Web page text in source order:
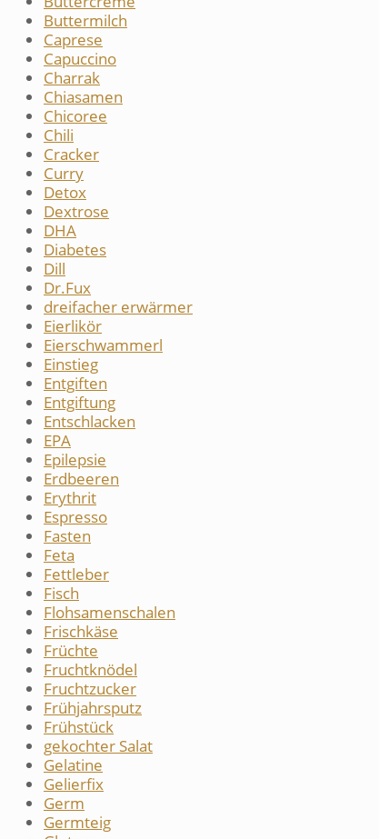
Buttermilch
Caprese
Capuccino
Charrak
Chiasamen
Chicoree
Chili
Cracker
Curry
Detox
Dextrose
DHA
Diabetes
Dill
Dr.Fux
dreifacher erwärmer
Eierlikör
Eierschwammerl
Einstieg
Entgiften
Entgiftung
Entschlacken
EPA
Epilepsie
Erdbeeren
Erythrit
Espresso
Fasten
Feta
Fettleber
Fisch
Flohsamenschalen
Frischkäse
Früchte
Fruchtknödel
Fruchtzucker
Frühjahrsputz
Frühstück
gekochter Salat
Gelatine
Gelierfix
Germ
Germteig